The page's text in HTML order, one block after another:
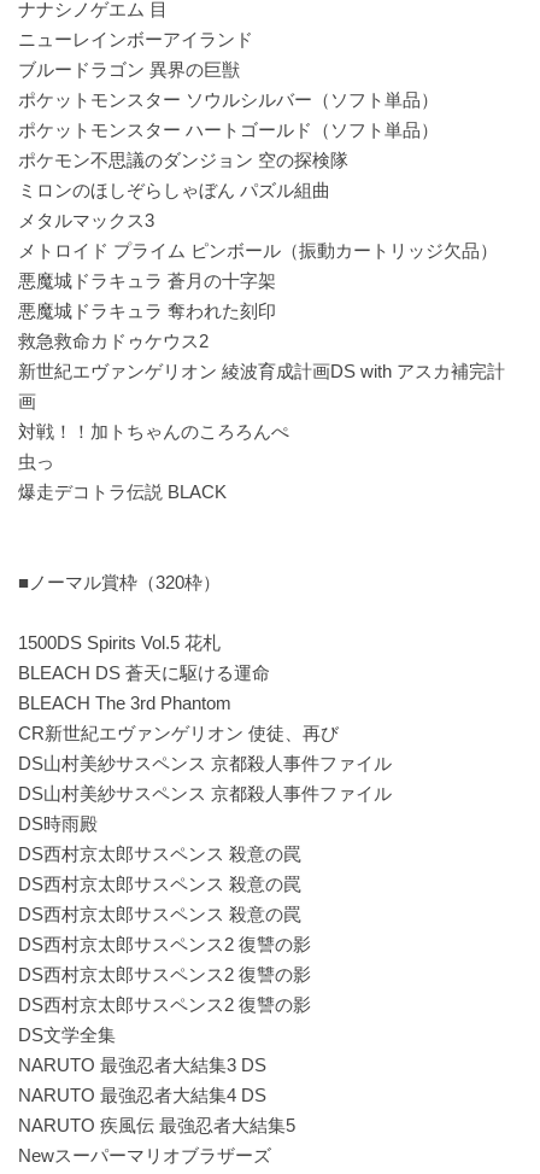
ナナシノゲエム 目
ニューレインボーアイランド
ブルードラゴン 異界の巨獣
ポケットモンスター ソウルシルバー（ソフト単品）
ポケットモンスター ハートゴールド（ソフト単品）
ポケモン不思議のダンジョン 空の探検隊
ミロンのほしぞらしゃぼん パズル組曲
メタルマックス3
メトロイド プライム ピンボール（振動カートリッジ欠品）
悪魔城ドラキュラ 蒼月の十字架
悪魔城ドラキュラ 奪われた刻印
救急救命カドゥケウス2
新世紀エヴァンゲリオン 綾波育成計画DS with アスカ補完計
画
対戦！！加トちゃんのころろんぺ
虫っ
爆走デコトラ伝説 BLACK
■ノーマル賞枠（320枠）
1500DS Spirits Vol.5 花札
BLEACH DS 蒼天に駆ける運命
BLEACH The 3rd Phantom
CR新世紀エヴァンゲリオン 使徒、再び
DS山村美紗サスペンス 京都殺人事件ファイル
DS山村美紗サスペンス 京都殺人事件ファイル
DS時雨殿
DS西村京太郎サスペンス 殺意の罠
DS西村京太郎サスペンス 殺意の罠
DS西村京太郎サスペンス 殺意の罠
DS西村京太郎サスペンス2 復讐の影
DS西村京太郎サスペンス2 復讐の影
DS西村京太郎サスペンス2 復讐の影
DS文学全集
NARUTO 最強忍者大結集3 DS
NARUTO 最強忍者大結集4 DS
NARUTO 疾風伝 最強忍者大結集5
Newスーパーマリオブラザーズ